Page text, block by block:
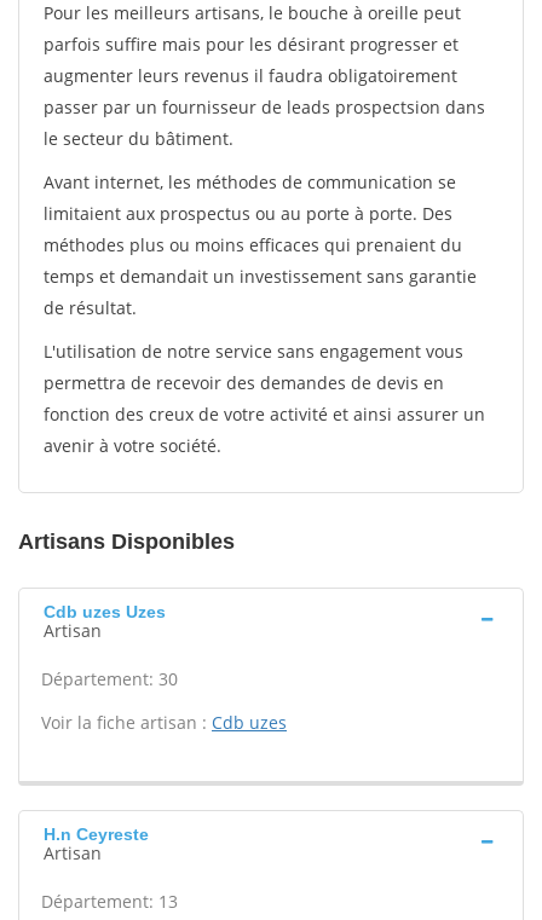
Pour les meilleurs artisans, le bouche à oreille peut
parfois suffire mais pour les désirant progresser et
augmenter leurs revenus il faudra obligatoirement
passer par un fournisseur de leads prospectsion dans
le secteur du bâtiment.
Avant internet, les méthodes de communication se
limitaient aux prospectus ou au porte à porte. Des
méthodes plus ou moins efficaces qui prenaient du
temps et demandait un investissement sans garantie
de résultat.
L'utilisation de notre service sans engagement vous
permettra de recevoir des demandes de devis en
fonction des creux de votre activité et ainsi assurer un
avenir à votre société.
Artisans Disponibles
Cdb uzes Uzes
Artisan
Département: 30
Voir la fiche artisan : Cdb uzes
H.n Ceyreste
Artisan
Département: 13